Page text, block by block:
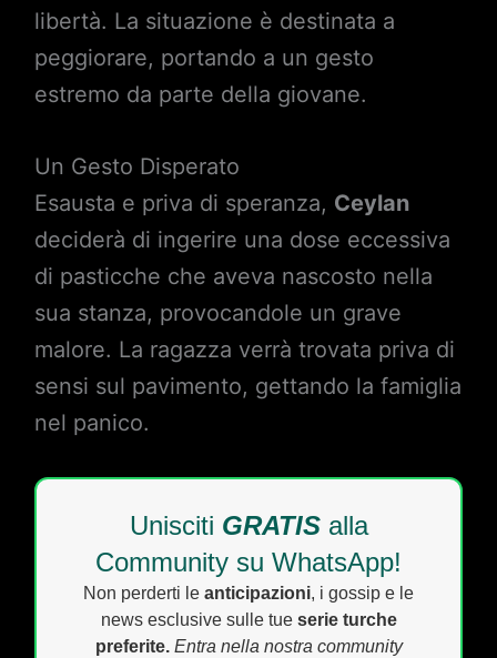
libertà. La situazione è destinata a
peggiorare, portando a un gesto
estremo da parte della giovane.
Un Gesto Disperato
Esausta e priva di speranza, Ceylan
deciderà di ingerire una dose eccessiva
di pasticche che aveva nascosto nella
sua stanza, provocandole un grave
malore. La ragazza verrà trovata priva di
sensi sul pavimento, gettando la famiglia
nel panico.
Unisciti GRATISalla
Community su WhatsApp!
Non perderti le anticipazioni, i gossip e le
news esclusive sulle tue serie turche
preferite. Entra nella nostra community